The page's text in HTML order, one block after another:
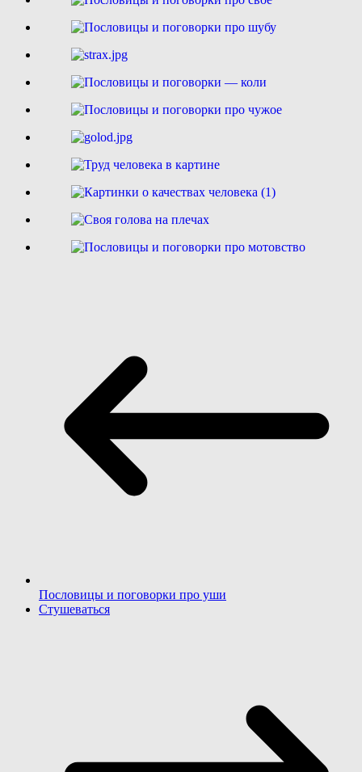
Пословицы и поговорки про уши
Стушеваться